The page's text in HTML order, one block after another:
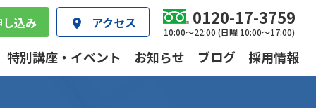
込み アクセス 0120-17-3759
10:00～22:00 (日曜 10:00～17:00)
特別講座・イベント お知らせ ブログ 採用情報